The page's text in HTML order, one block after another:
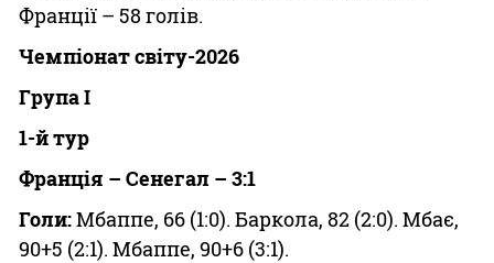
Франції – 58 голів.
Чемпіонат світу-2026
Група I
1-й тур
Франція – Сенегал – 3:1
Голи:Мбаппе, 66 (1:0). Баркола, 82 (2:0). Мбає,
90+5 (2:1). Мбаппе, 90+6 (3:1).